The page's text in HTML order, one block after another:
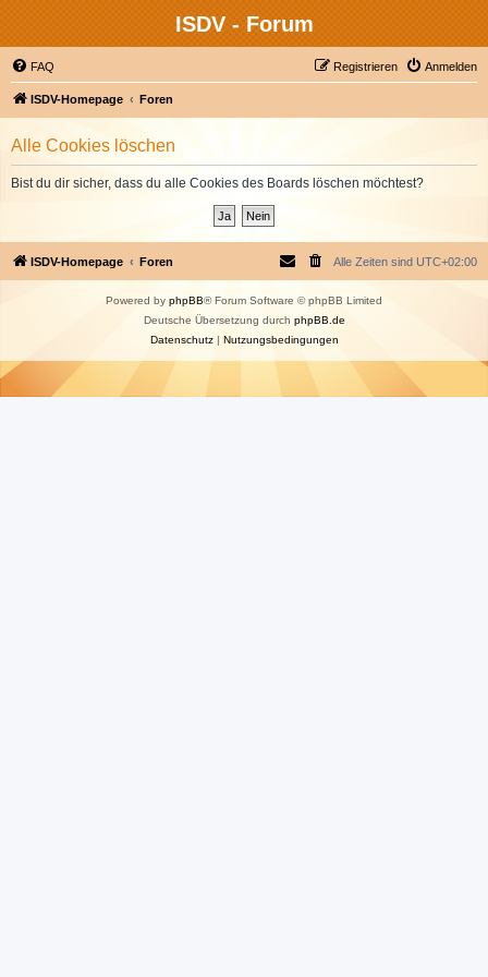
ISDV - Forum
FAQ Anmelden
Registrieren
ISDV-Homepage Foren
Alle Cookies löschen
Bist du dir sicher, dass du alle Cookies des Boards löschen möchtest?
ISDV-Homepage Foren Alle Zeiten sind UTC+02:00
Powered by phpBB® Forum Software © phpBB Limited
Deutsche Übersetzung durch phpBB.de
Datenschutz| Nutzungsbedingungen